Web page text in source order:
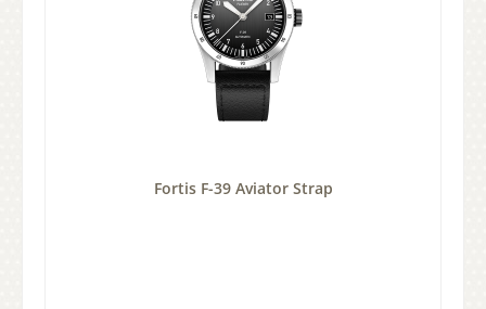
Fortis F-39 Aviator Strap